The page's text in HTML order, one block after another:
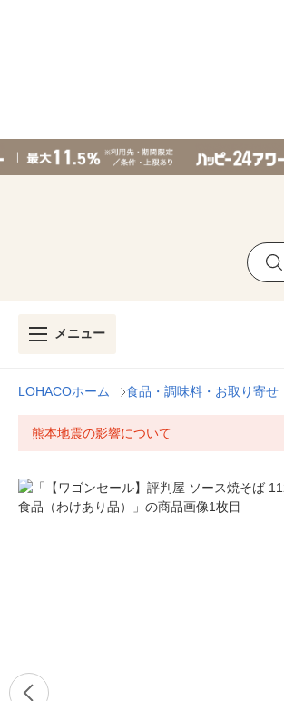
メニュー
LOHACOホーム 食品・調味料・お取り寄せ
熊本地震の影響について